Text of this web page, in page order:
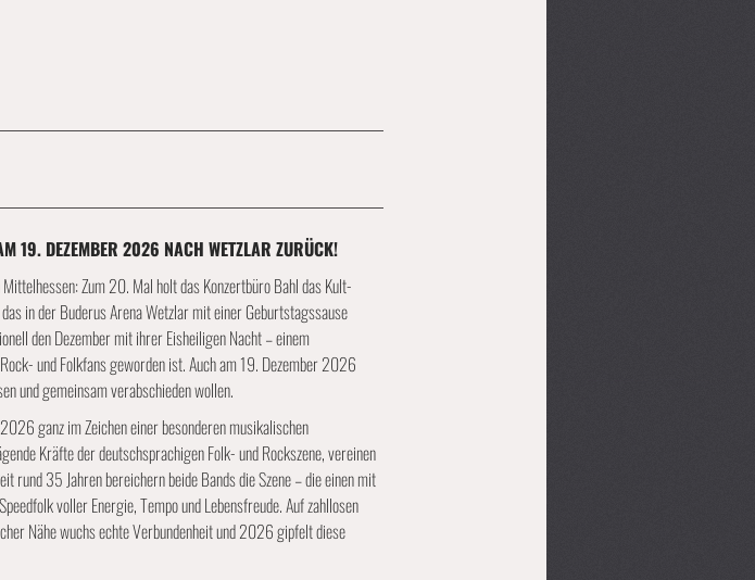
19. DEZEMBER 2026 NACH WETZLAR ZURÜCK!
Zum 20. Mal holt das Konzertbüro Bahl das Kult-
in der Buderus Arena Wetzlar mit einer Geburtstagssause
den Dezember mit ihrer Eisheiligen Nacht – einem
und Folkfans geworden ist. Auch am 19. Dezember 2026
und gemeinsam verabschieden wollen.
ganz im Zeichen einer besonderen musikalischen
Kräfte der deutschsprachigen Folk- und Rockszene, vereinen
rund 35 Jahren bereichern beide Bands die Szene – die einen mit
voller Energie, Tempo und Lebensfreude. Auf zahllosen
Nähe wuchs echte Verbundenheit und 2026 gipfelt diese